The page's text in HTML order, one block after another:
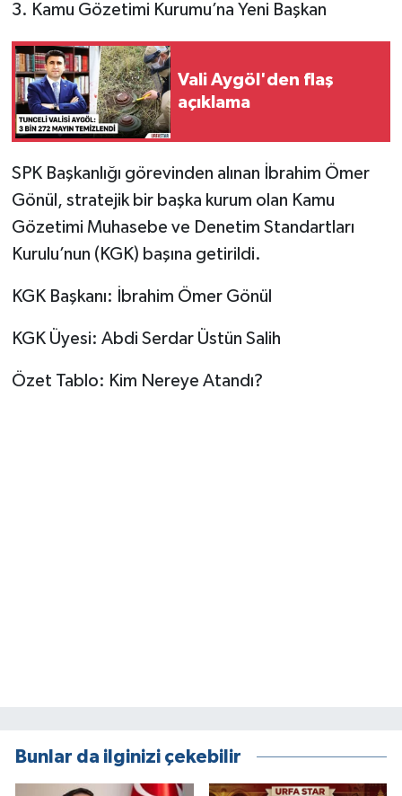
​3. Kamu Gözetimi Kurumu’na Yeni Başkan
Vali Aygöl'den flaş
açıklama
​SPK Başkanlığı görevinden alınan İbrahim Ömer
Gönül, stratejik bir başka kurum olan Kamu
Gözetimi Muhasebe ve Denetim Standartları
Kurulu’nun (KGK) başına getirildi.
​KGK Başkanı: İbrahim Ömer Gönül
​KGK Üyesi: Abdi Serdar Üstün Salih
​Özet Tablo: Kim Nereye Atandı?
Bunlar da ilginizi çekebilir